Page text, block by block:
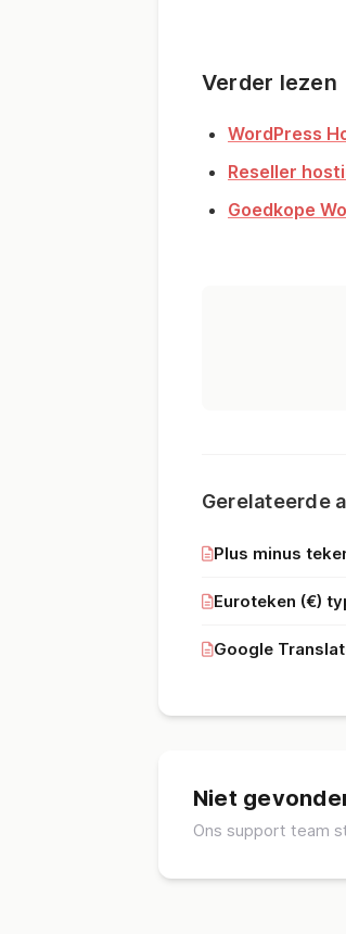
Verder lezen
WordPress
Reseller
Goedkope
Gerelateerde
Plus minus
Euroteken (€)
Google
Niet
Ons support team